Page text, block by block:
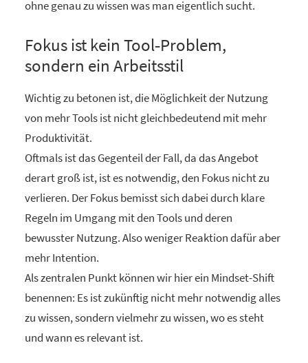
ohne genau zu wissen was man eigentlich sucht.
Fokus ist kein Tool‑Problem,
sondern ein Arbeitsstil
Wichtig zu betonen ist, die Möglichkeit der Nutzung
von mehr Tools ist nicht gleichbedeutend mit mehr
Produktivität.
Oftmals ist das Gegenteil der Fall, da das Angebot
derart groß ist, ist es notwendig, den Fokus nicht zu
verlieren. Der Fokus bemisst sich dabei durch klare
Regeln im Umgang mit den Tools und deren
bewusster Nutzung. Also weniger Reaktion dafür aber
mehr Intention.
Als zentralen Punkt können wir hier ein Mindset-Shift
benennen: Es ist zukünftig nicht mehr notwendig alles
zu wissen, sondern vielmehr zu wissen, wo es steht
und wann es relevant ist.